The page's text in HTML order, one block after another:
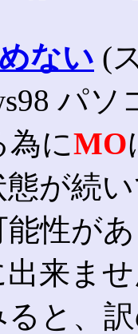
ない (
パ
為にMO
が続
性が
出来ま
と、